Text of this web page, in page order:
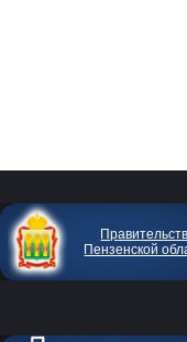
Пензенской